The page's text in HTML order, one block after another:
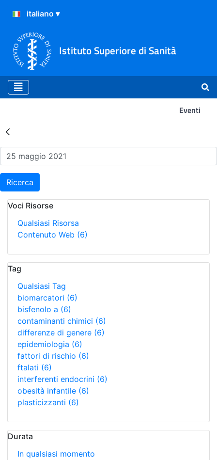
Istituto Superiore di Sanità
Eventi
Risultati della Ricerca -
Ricerca
Voci Risorse
Qualsiasi Risorsa
Contenuto Web (6)
Tag
Qualsiasi Tag
biomarcatori (6)
bisfenolo a (6)
contaminanti chimici (6)
differenze di genere (6)
epidemiologia (6)
fattori di rischio (6)
ftalati (6)
interferenti endocrini (6)
obesità infantile (6)
plasticizzanti (6)
Durata
In qualsiasi momento